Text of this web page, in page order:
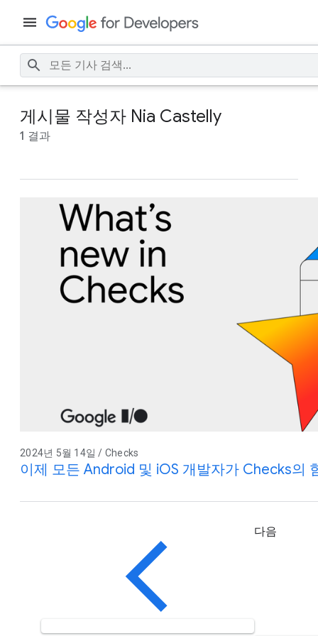
게시물 작성자 Nia Castelly
1 결과
2024년 5월 14일 / Checks
이제 모든 Android 및 iOS 개발자가 Checks의
다음